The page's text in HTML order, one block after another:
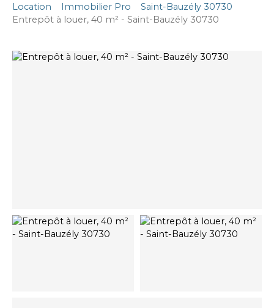
Location Immobilier Pro
Saint-Bauzély 30730
Entrepôt à louer, 40 m² - Saint-Bauzély 30730